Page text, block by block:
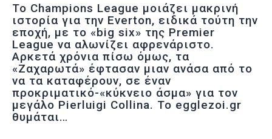
Το Champions League μοιάζει μακρινή
ιστορία για την Everton, ειδικά τούτη την
εποχή, με το «big six» της Premier
League να αλωνίζει αφρενάριστο.
Αρκετά χρόνια πίσω όμως, τα
«Ζαχαρωτά» έφτασαν μιαν ανάσα από το
να τα καταφέρουν, σε έναν
προκριματικό-«κύκνειο άσμα» για τον
μεγάλο Pierluigi Collina. To egglezoi.gr
θυμάται…